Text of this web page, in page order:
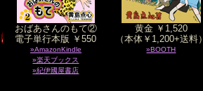
おばあさんのもて②
電子単行本版 ￥550
»AmazonKindle
»楽天ブックス
»紀伊國屋書店
黄金 ￥1,520
（本体￥1,200+送料）
»BOOTH